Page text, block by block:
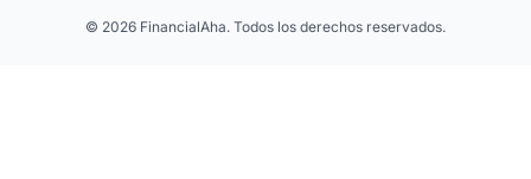
© 2026 FinancialAha. Todos los derechos reservados.